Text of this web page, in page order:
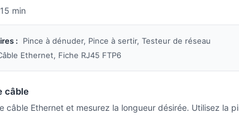
15 min
:
Pince à dénuder, Pince à sertir, Testeur de réseau
Ethernet, Fiche RJ45 FTP6
câble
câble Ethernet et mesurez la longueur désirée. Utilisez la